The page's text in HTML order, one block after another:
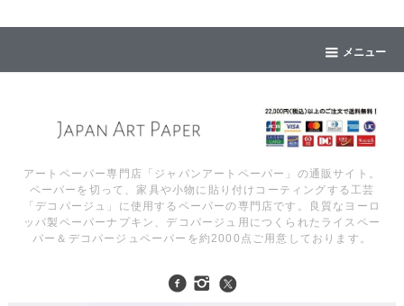
メニュー
アートペーパー専門店「ジャパンアートペーパー」の通販サイト。
ペーパーを切って、家具や小物に貼り付けコーティングする工芸
「デコパージュ」に使用するペーパーの専門店です。良質なヨーロ
ッパ製ペーパーナプキン、デコパージュ用につくられたライスペー
パー＆デコパージュペーパーを約2000点ご用意しております。